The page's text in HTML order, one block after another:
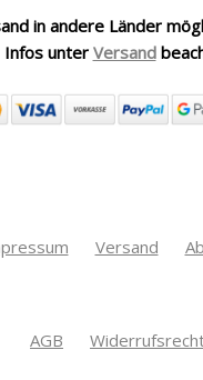
in andere Länder
Infos unter Versand
Versand
AGB